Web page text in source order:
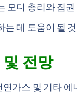
모디 총리와 집
는 데 도움이 될
전망
가스 및 기타